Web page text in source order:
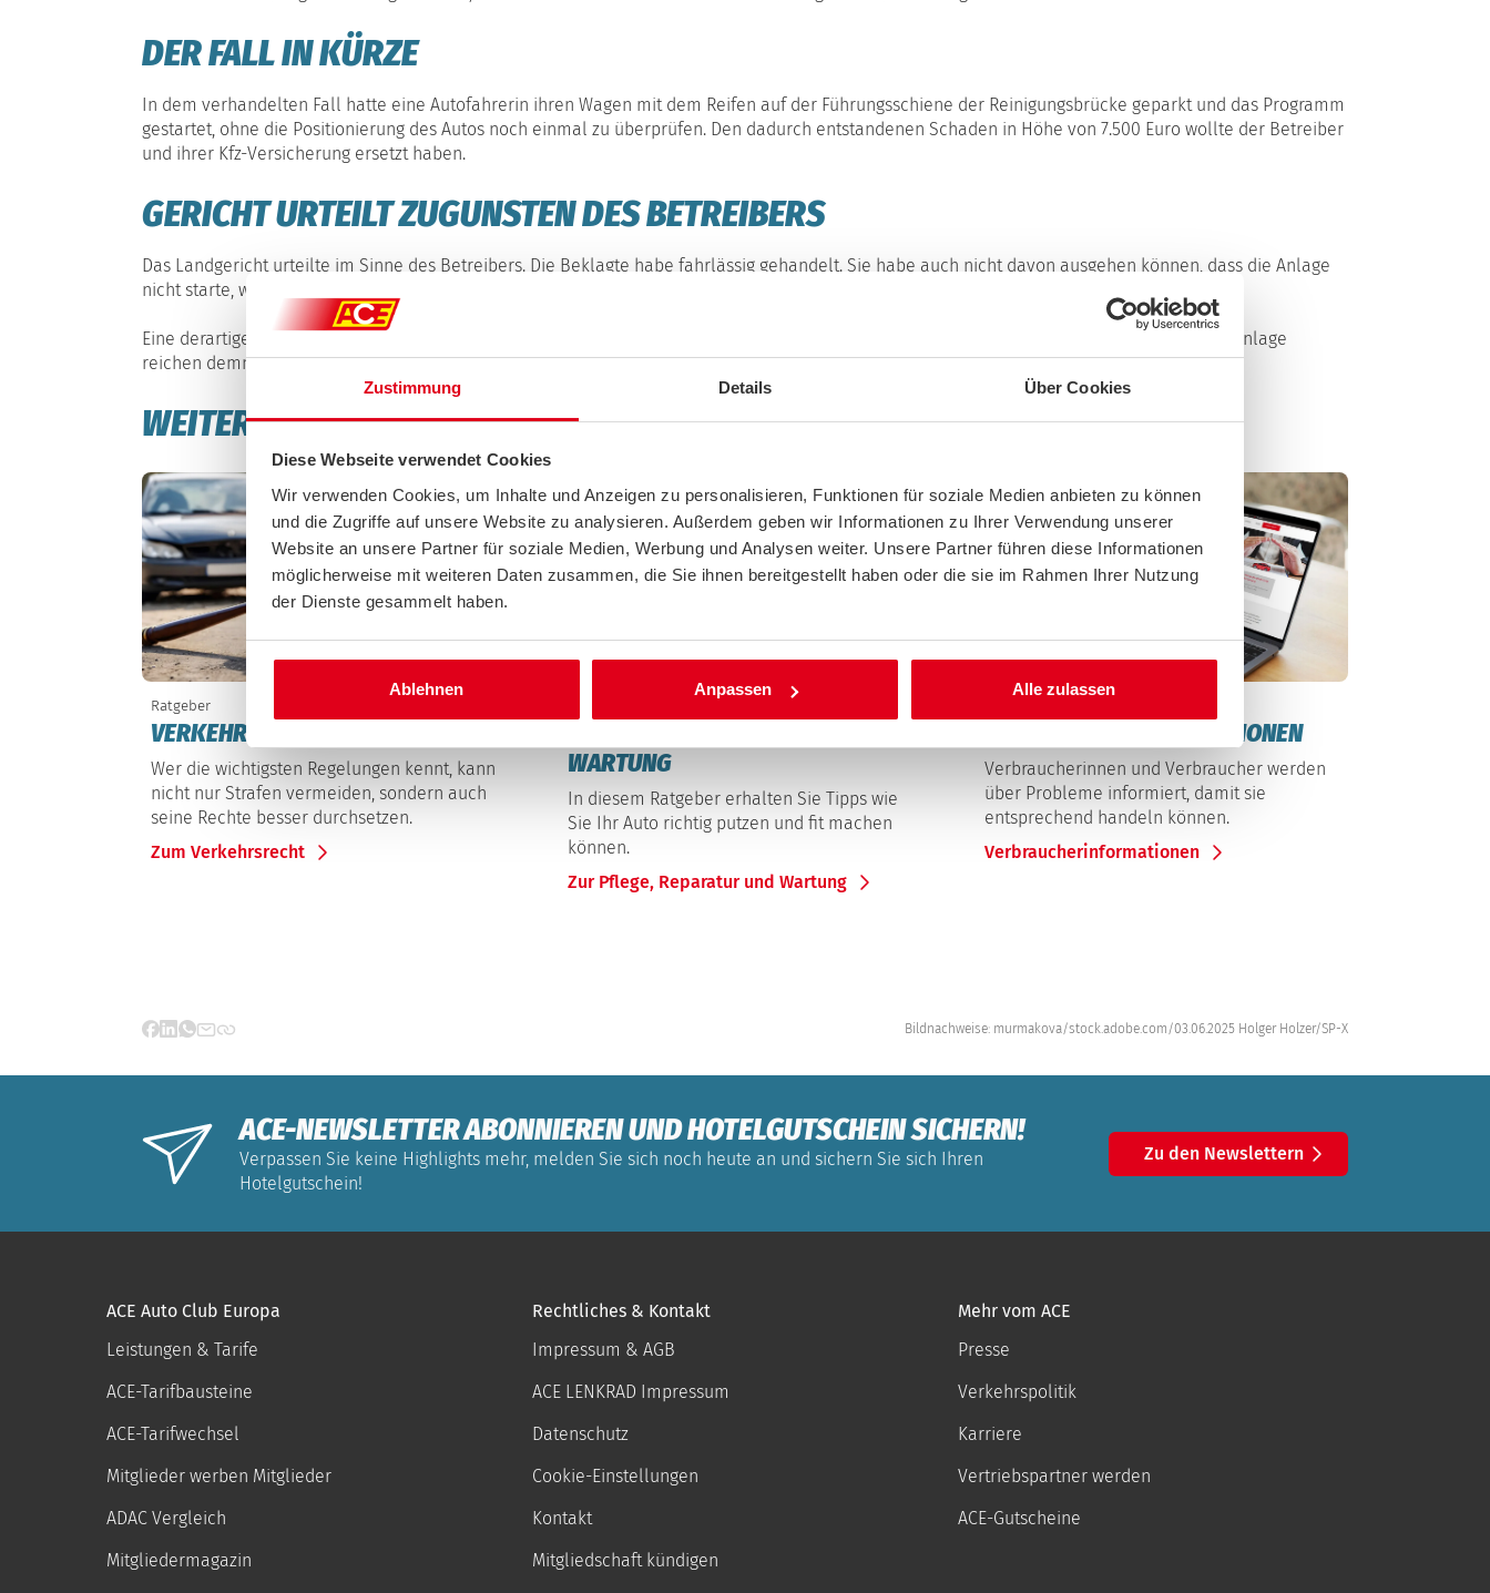
Zustimmung Details Über Cookies
Diese Webseite verwendet Cookies
Wir verwenden Cookies, um Inhalte und Anzeigen zu personalisieren, Funktionen für soziale Medien anbieten zu können
und die Zugriffe auf unsere Website zu analysieren. Außerdem geben wir Informationen zu Ihrer Verwendung unserer
Website an unsere Partner für soziale Medien, Werbung und Analysen weiter. Unsere Partner führen diese Informationen
möglicherweise mit weiteren Daten zusammen, die Sie ihnen bereitgestellt haben oder die sie im Rahmen Ihrer Nutzung
der Dienste gesammelt haben.
Ablehnen Anpassen Alle zulassen
DER FALL IN KÜRZE
In dem verhandelten Fall hatte eine Autofahrerin ihren Wagen mit dem Reifen auf der Führungsschiene der Reinigungsbrücke geparkt und das Programm
gestartet, ohne die Positionierung des Autos noch einmal zu überprüfen. Den dadurch entstandenen Schaden in Höhe von 7.500 Euro wollte der Betreiber
und ihrer Kfz-Versicherung ersetzt haben.
GERICHT URTEILT ZUGUNSTEN DES BETREIBERS
Das Landgericht urteilte im Sinne des Betreibers. Die Beklagte habe fahrlässig gehandelt. Sie habe auch nicht davon ausgehen können, dass die Anlage
nicht starte, wenn das Fahrzeug nicht korrekt positioniert sei, zitiert „RA-Online“ aus der Begründung.
Eine derartige Konstruktion begründe auch kein Mitverschulden des Betreibers. Nutzungshinweise und die selbsterklärende Gestaltung der Anlage
reichen demnach aus, um Schäden zu verhindern. (Az.: 5 O 22/21)
WEITERE INTERESSANTE THEMEN
Ratgeber
VERKEHRSRECHT
Wer die wichtigsten Regelungen kennt, kann
nicht nur Strafen vermeiden, sondern auch
seine Rechte besser durchsetzen.
Zum Verkehrsrecht
WARTUNG
In diesem Ratgeber erhalten Sie Tipps wie
Sie Ihr Auto richtig putzen und fit machen
können.
Zur Pflege, Reparatur und Wartung
VERBRAUCHERINFORMATIONEN
Verbraucherinnen und Verbraucher werden
über Probleme informiert, damit sie
entsprechend handeln können.
Verbraucherinformationen
Bildnachweise: murmakova/stock.adobe.com/03.06.2025 Holger Holzer/SP-X
ACE-NEWSLETTER ABONNIEREN UND HOTELGUTSCHEIN SICHERN!
Verpassen Sie keine Highlights mehr, melden Sie sich noch heute an und sichern Sie sich Ihren
Hotelgutschein!
Zu den Newslettern
ACE Auto Club Europa
Leistungen & Tarife
ACE-Tarifbausteine
ACE-Tarifwechsel
Mitglieder werben Mitglieder
ADAC Vergleich
Mitgliedermagazin
Rechtliches & Kontakt
Impressum & AGB
ACE LENKRAD Impressum
Datenschutz
Cookie-Einstellungen
Kontakt
Mitgliedschaft kündigen
Mehr vom ACE
Presse
Verkehrspolitik
Karriere
Vertriebspartner werden
ACE-Gutscheine